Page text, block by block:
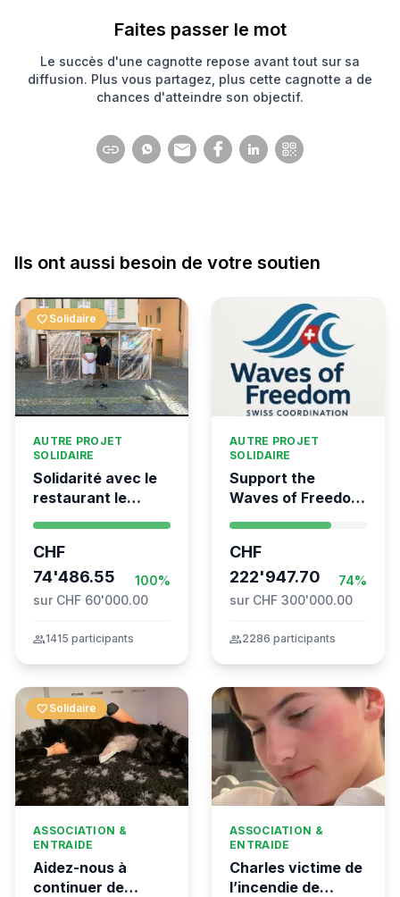
Faites passer le mot
Le succès d'une cagnotte repose avant tout sur sa
diffusion. Plus vous partagez, plus cette cagnotte a de
chances d'atteindre son objectif.
Ils ont aussi besoin de votre soutien
favorite Solidaire
AUTRE PROJET
SOLIDAIRE
Solidarité avec le
restaurant le
CHF
74'486.55
100%
sur CHF 60'000.00
group1415 participants
AUTRE PROJET
SOLIDAIRE
Support the
Waves of Freedom
the Global
Movement to Gaza
CHF
222'947.70
74%
sur CHF 300'000.00
group2286 participants
favorite Solidaire
ASSOCIATION &
ENTRAIDE
Aidez-nous à
continuer de
ASSOCIATION &
ENTRAIDE
Charles victime de
l’incendie de